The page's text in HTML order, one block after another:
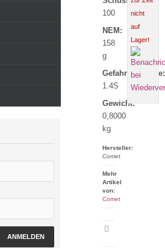
nicht
auf
Lager!
100
NEM:
158
g
Gefahrgutklasse:
1.4S
Gewicht:
0,8000
kg
Hersteller:
Comet
Mehr
Artikel
von:
Comet
ANMELDEN